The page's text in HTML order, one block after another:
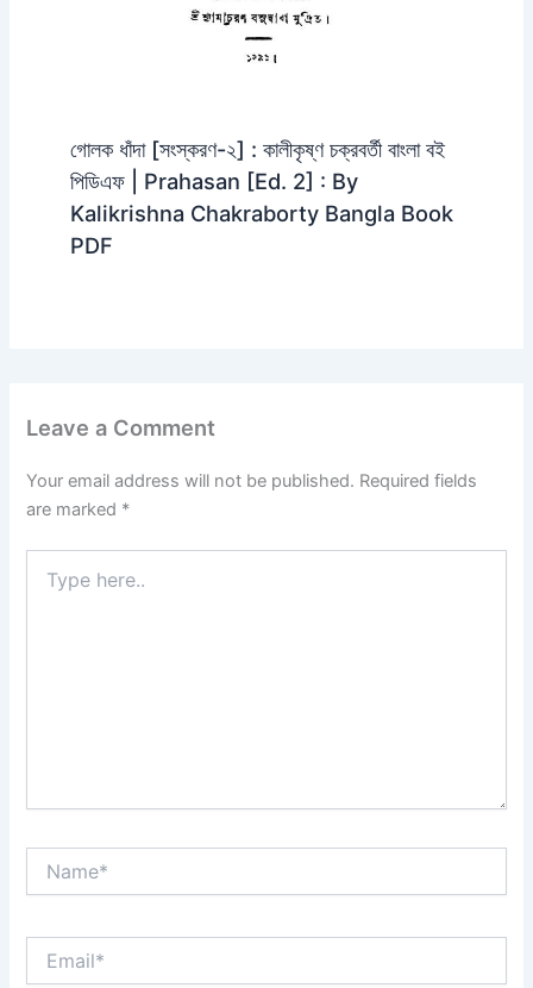
গোলক ধাঁদা [সংস্করণ-২] : কালীকৃষ্ণ চক্রবর্তী বাংলা বই
পিডিএফ | Prahasan [Ed. 2] : By
Kalikrishna Chakraborty Bangla Book
PDF
Leave a Comment
Your email address will not be published. Required fields
are marked *
here..